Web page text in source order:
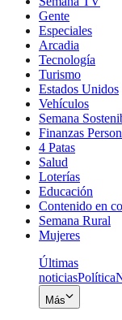
Gente
Especiales
Arcadia
Tecnología
Turismo
Estados Unidos
Vehículos
Semana
Finanzas
4 Patas
Salud
Loterías
Educación
Contenido en
Semana Rural
Mujeres
Últimas
noticiasPolítica
Más